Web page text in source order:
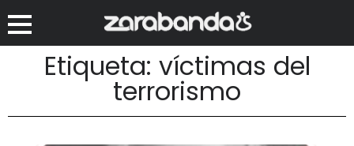
Etiqueta: víctimas del
terrorismo